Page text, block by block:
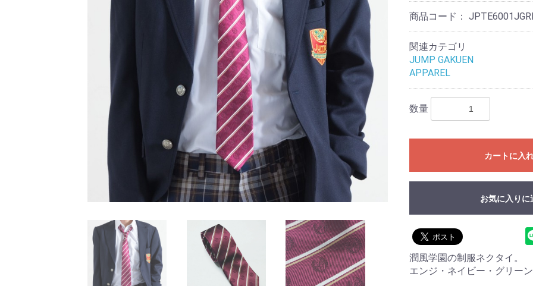
商品コード：
関連カテゴリ
JUMP GAKUEN
APPAREL
数量
カートに入
お気に入りに
潤風学園の制服ネクタイ。
エンジ・ネイビー・グリー